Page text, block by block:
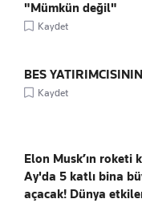
"Mümkün değil"
Kaydet
BES
Kaydet
Elon Musk’ın roketi
Ay'da 5 katlı bina
açacak! Dünya